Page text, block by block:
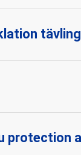
protection